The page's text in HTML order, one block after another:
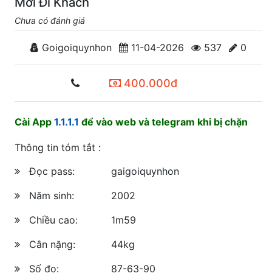
Chưa có đánh giá
Goigoiquynhon 11-04-2026 537 0
400.000đ
Cài App 1.1.1.1 để vào web và telegram khi bị chặn
Thông tin tóm tắt :
Đọc pass:
gaigoiquynhon
Năm sinh:
2002
Chiều cao:
1m59
Cân nặng:
44kg
Số đo:
87-63-90